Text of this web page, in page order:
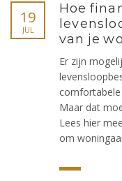
19
JUL
Hoe
van je
Er zijn
Maar dat
Lees hier
om